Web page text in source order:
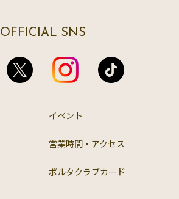
OFFICIAL SNS
イベント
営業時間・アクセス
ポルタクラブカード